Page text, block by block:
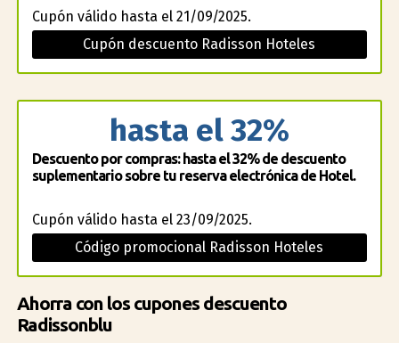
Cupón válido hasta el 21/09/2025.
Cupón descuento Radisson Hoteles
hasta el 32%
Descuento por compras: hasta el 32% de descuento
suplementario sobre tu reserva electrónica de Hotel.
Cupón válido hasta el 23/09/2025.
Código promocional Radisson Hoteles
Ahorra con los cupones descuento
Radissonblu